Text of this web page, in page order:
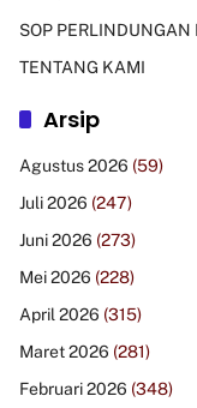
SOP PERLINDUNGAN
TENTANG KAMI
Arsip
Agustus 2026 (59)
Juli 2026 (247)
Juni 2026 (273)
Mei 2026 (228)
April 2026 (315)
Maret 2026 (281)
Februari 2026 (348)